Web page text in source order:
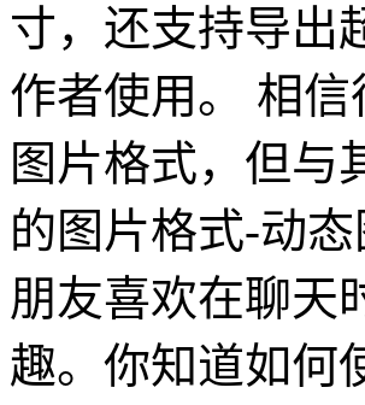
寸，还支持导出
作者使用。 相
图片格式，但与
的图片格式-动
朋友喜欢在聊天
趣。你知道如何